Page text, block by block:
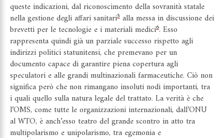
queste indicazioni, dal riconoscimento della sovranità statale
nella gestione degli affari sanitari5 alla messa in discussione dei
brevetti per le tecnologie e i materiali medici6. Esso
rappresenta quindi già un parziale successo rispetto agli
indirizzi politici statunitensi, che premevano per un
documento capace di garantire piena copertura agli
speculatori e alle grandi multinazionali farmaceutiche. Ciò non
significa però che non rimangano insoluti nodi importanti, tra
i quali quello sulla natura legale del trattato. La verità è che
l’OMS, come tutte le organizzazioni internazionali, dall’ONU
al WTO, è anch’esso teatro del grande scontro in atto tra
multipolarismo e unipolarismo, tra egemonia e